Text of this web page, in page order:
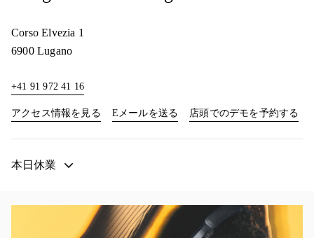
Corso Elvezia 1
6900 Lugano
+41 91 972 41 16
アクセス情報を見る Link Opens in New Tab
Eメールを送る 店頭でのデモを予約する
本日休業